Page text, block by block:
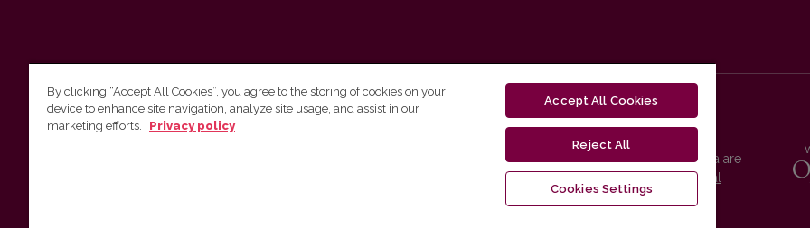
Vilnius University Press
Vilnius University Press platform and metadata are
distributed by
Creative Commons International
By clicking “Accept All Cookies”, you agree to the storing of cookies on your
device to enhance site navigation, analyze site usage, and assist in our
marketing efforts.
Privacy policy
Accept All Cookies
Reject All
Cookies Settings